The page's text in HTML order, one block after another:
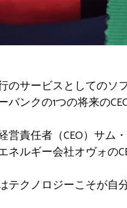
のサービスとしてのソ
バンクの1つの将来の
営責任者（CEO）サム
ネルギー会社オヴォの
テクノロジーこそが自